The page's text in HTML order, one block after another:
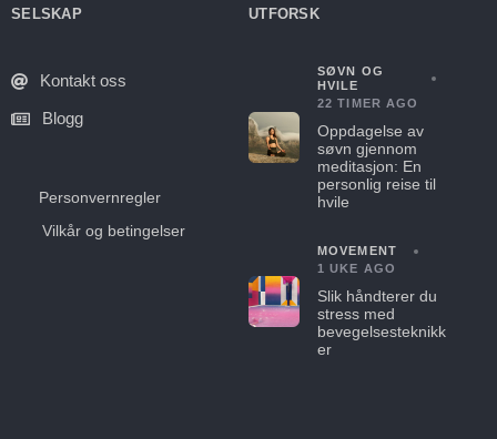
SELSKAP
Kontakt oss
Blogg
Personvernregler
Vilkår og betingelser
UTFORSK
SØVN OG
HVILE
22 TIMER AGO
Oppdagelse av
søvn gjennom
meditasjon: En
personlig reise til
hvile
MOVEMENT
1 UKE AGO
Slik håndterer du
stress med
bevegelsesteknikk
er